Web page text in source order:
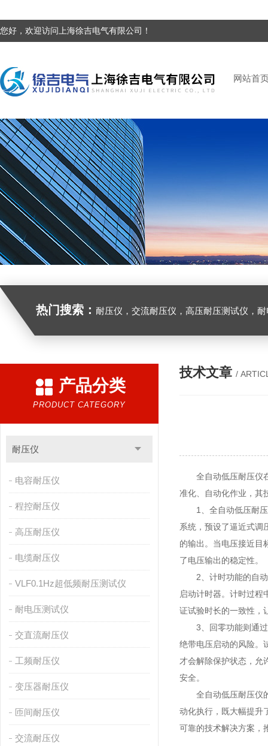
您好，欢迎访问上海徐吉电气有限公司！
网站首
热门搜索： 耐压仪，交流耐压仪，高压耐压测试仪，
产品分类
PRODUCT CATEGORY
耐压仪
电容耐压仪
程控耐压仪
高压耐压仪
电缆耐压仪
VLF0.1Hz超低频耐压测试仪
耐电压测试仪
交直流耐压仪
工频耐压仪
变压器耐压仪
匝间耐压仪
交流耐压仪
技术文章 /
全自动低压耐压仪在
准化、自动化作业，其
1、 全自动低压耐
系统，预设了逼近式调
的输出。当电压接近目
了电压输出的稳定性。
2、计时功能的自动
启动计时器。计时过程
证试验时长的一致性，
3、回零功能则通过
绝带电压启动的风险。
才会解除保护状态，允
安全。
全自动低压耐压仪的
动化执行，既大幅提升
可靠的技术解决方案，